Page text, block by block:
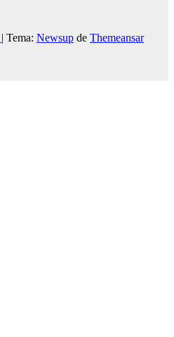
| Tema: Newsup de Themeansar